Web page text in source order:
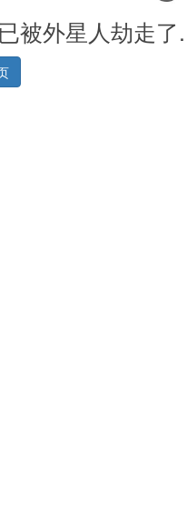
被外星人劫走了